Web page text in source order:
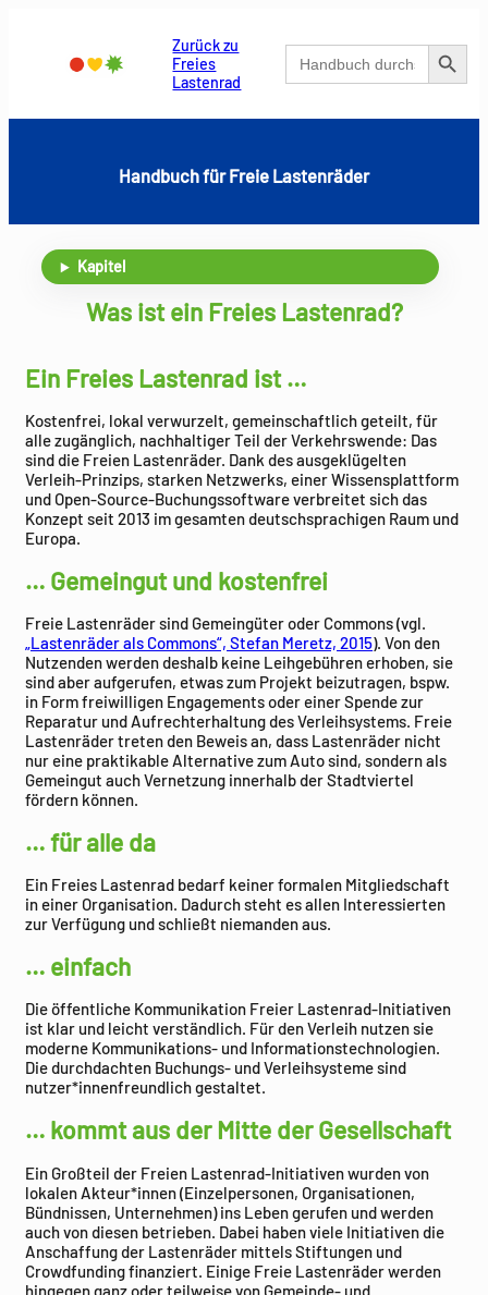
Zurück zu
Freies
Lastenrad
Search
for:
Search Button
Handbuch für Freie Lastenräder
Kapitel
Was ist ein Freies Lastenrad?
Ein Freies Lastenrad ist …
Kostenfrei, lokal verwurzelt, gemeinschaftlich geteilt, für
alle zugänglich, nachhaltiger Teil der Verkehrswende: Das
sind die Freien Lastenräder. Dank des ausgeklügelten
Verleih-Prinzips, starken Netzwerks, einer Wissensplattform
und Open-Source-Buchungssoftware verbreitet sich das
Konzept seit 2013 im gesamten deutschsprachigen Raum und
Europa.
… Gemeingut und kostenfrei
Freie Lastenräder sind Gemeingüter oder Commons (vgl.
„Lastenräder als Commons“, Stefan Meretz, 2015). Von den
Nutzenden werden deshalb keine Leihgebühren erhoben, sie
sind aber aufgerufen, etwas zum Projekt beizutragen, bspw.
in Form freiwilligen Engagements oder einer Spende zur
Reparatur und Aufrechterhaltung des Verleihsystems. Freie
Lastenräder treten den Beweis an, dass Lastenräder nicht
nur eine praktikable Alternative zum Auto sind, sondern als
Gemeingut auch Vernetzung innerhalb der Stadtviertel
fördern können.
… für alle da
Ein Freies Lastenrad bedarf keiner formalen Mitgliedschaft
in einer Organisation. Dadurch steht es allen Interessierten
zur Verfügung und schließt niemanden aus.
… einfach
Die öffentliche Kommunikation Freier Lastenrad-Initiativen
ist klar und leicht verständlich. Für den Verleih nutzen sie
moderne Kommunikations- und Informationstechnologien.
Die durchdachten Buchungs- und Verleihsysteme sind
nutzer*innenfreundlich gestaltet.
… kommt aus der Mitte der Gesellschaft
Ein Großteil der Freien Lastenrad-Initiativen wurden von
lokalen Akteur*innen (Einzelpersonen, Organisationen,
Bündnissen, Unternehmen) ins Leben gerufen und werden
auch von diesen betrieben. Dabei haben viele Initiativen die
Anschaffung der Lastenräder mittels Stiftungen und
Crowdfunding finanziert. Einige Freie Lastenräder werden
hingegen ganz oder teilweise von Gemeinde- und